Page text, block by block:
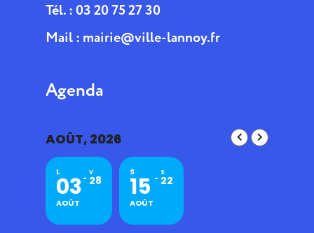
Tél. : 03 20 75 27 30
Mail : mairie@ville-lannoy.fr
Agenda
AOÛT, 2026
L
03
AOÛT
V
28
S
15
AOÛT
S
22